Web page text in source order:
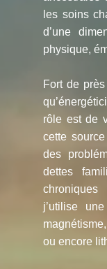
les soins
d’une
physique,
Fort de
rôle est de
cette
des
dettes
j’utilise
ou encore